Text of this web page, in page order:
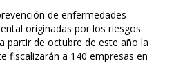
de enfermedades
originadas por los riesgos
partir de octubre de este año la
fiscalizarán a 140 empresas en